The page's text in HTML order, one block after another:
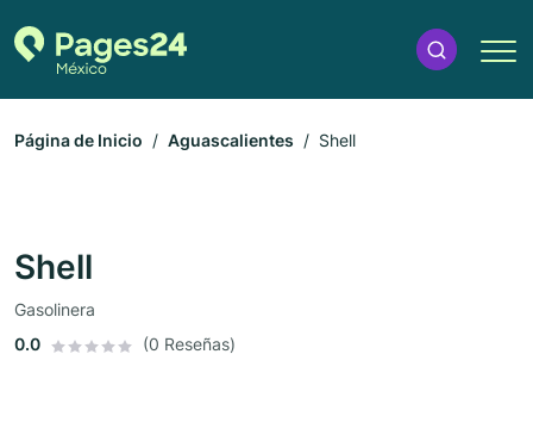
Página de Inicio Aguascalientes Shell
Shell
Gasolinera
0.0
(0 Reseñas)